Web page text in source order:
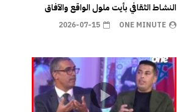
النشاط الثقافي بأيت ملول الواقع والآفاق
ONE MINUTE
2026-07-15